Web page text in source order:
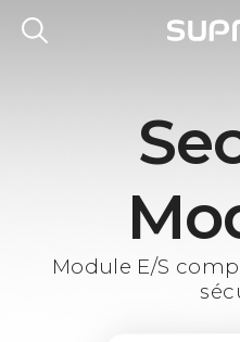
Module E/S